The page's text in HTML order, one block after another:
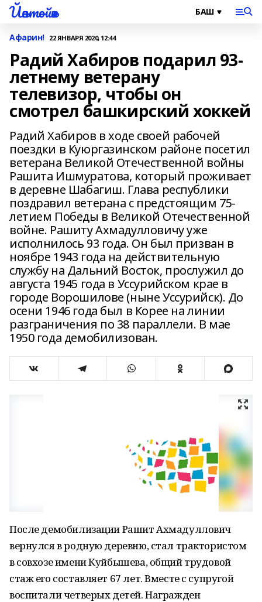
Йәнтөйәк
Афарин! 22 ЯНВАРЯ 2020, 12:44
Радий Хабиров подарил 93-
летнему ветерану
телевизор, чтобы он
смотрел башкирский хоккей
Радий Хабиров в ходе своей рабочей
поездки в Куюргазинском районе посетил
ветерана Великой Отечественной войны
Рашита Ишмуратова, который проживает
в деревне Шабагиш. Глава республики
поздравил ветерана с предстоящим 75-
летием Победы в Великой Отечественной
войне. Рашиту Ахмадулловичу уже
исполнилось 93 года. Он был призван в
ноябре 1943 года на действительную
службу на Дальний Восток, прослужил до
августа 1945 года в Уссурийском крае в
городе Ворошилове (ныне Уссурийск). До
осени 1946 года был в Корее на линии
разграничения по 38 параллели. В мае
1950 года демобилизован.
После демобилизации Рашит Ахмадуллович
вернулся в родную деревню, стал трактористом
в совхозе имени Куйбышева, общий трудовой
стаж его составляет 67 лет. Вместе с супругой
воспитали четверых детей. Награжден